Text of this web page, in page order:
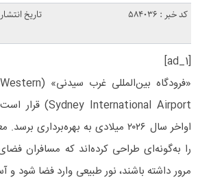
کد خبر : 584036
[ad_1]
«فرودگاه بین‌المللی غرب سیدنی» (Western
Sydney International Airport) قرار است
اواخر سال ۲۰۲۶ میلادی به بهر‌ه‌برداری
را به‌گونه‌ای طراحی کرده‌اند که مسافران
مرور داشته باشند، نور طبیعی وارد فضا شود